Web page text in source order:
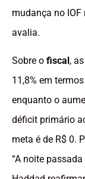
mudança no IOF
avalia.
Sobre o fiscal ,
11,8% em
enquanto o
déficit primário
meta é de R$ 0.
“A noite